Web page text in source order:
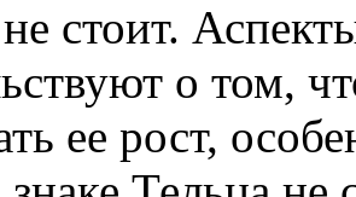
стоит.
о том,
ее рост,